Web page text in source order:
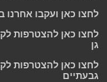
לחצו כאן ועקבו אחרנו
לחצו כאן להצטרפות
גן
לחצו כאן להצטרפות
גבעתיים